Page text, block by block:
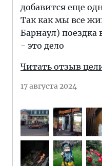
добавится еще
Так как мы все
Барнаул)
- это дело
Читать отзыв
17 августа 2024